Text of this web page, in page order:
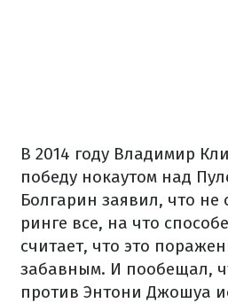
В 2014 году Владимир
победу нокаутом над
Болгарин заявил, что не
ринге все, на что
считает, что это
забавным. И пообещал,
против Энтони Джошуа